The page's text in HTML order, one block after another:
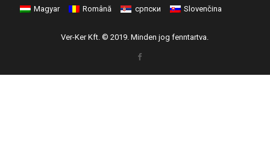
Magyar Română српски Slovenčina
Ver-Ker Kft. © 2019. Minden jog fenntartva.